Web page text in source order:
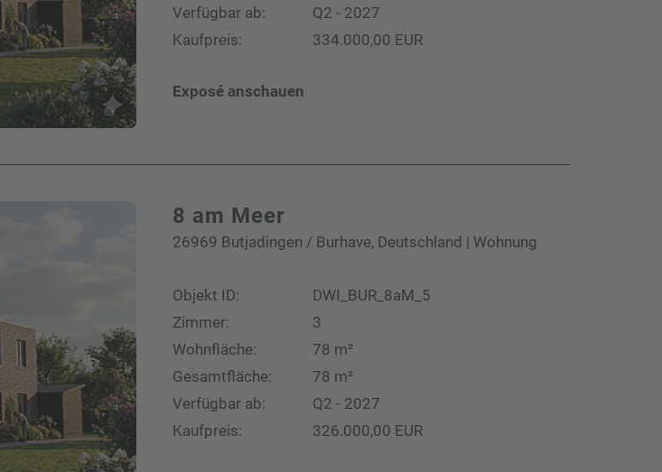
Verfügbar ab:
Q2 - 2027
Kaufpreis:
334.000,00 EUR
Exposé anschauen
8 am Meer
26969 Butjadingen / Burhave, Deutschland | Wohnung
Objekt ID:
DWI_BUR_8aM_5
Zimmer:
3
Wohnfläche:
78 m²
Gesamtfläche:
78 m²
Verfügbar ab:
Q2 - 2027
Kaufpreis:
326.000,00 EUR